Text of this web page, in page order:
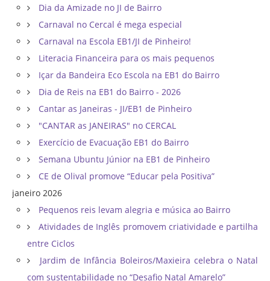
Dia da Amizade no JI de Bairro
Carnaval no Cercal é mega especial
Carnaval na Escola EB1/JI de Pinheiro!
Literacia Financeira para os mais pequenos
Içar da Bandeira Eco Escola na EB1 do Bairro
Dia de Reis na EB1 do Bairro - 2026
Cantar as Janeiras - JI/EB1 de Pinheiro
"CANTAR as JANEIRAS" no CERCAL
Exercício de Evacuação EB1 do Bairro
Semana Ubuntu Júnior na EB1 de Pinheiro
CE de Olival promove “Educar pela Positiva”
janeiro 2026
Pequenos reis levam alegria e música ao Bairro
Atividades de Inglês promovem criatividade e partilha
entre Ciclos
Jardim de Infância Boleiros/Maxieira celebra o Natal
com sustentabilidade no “Desafio Natal Amarelo”